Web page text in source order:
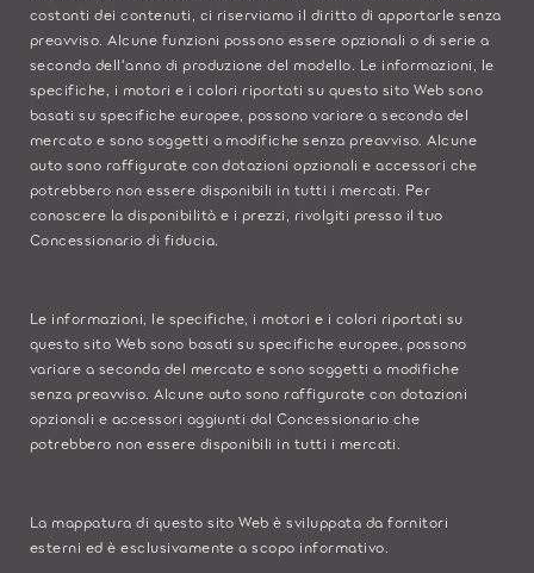
costanti dei contenuti, ci riserviamo il diritto di apportarle senza
preavviso. Alcune funzioni possono essere opzionali o di serie a
seconda dell'anno di produzione del modello. Le informazioni, le
specifiche, i motori e i colori riportati su questo sito Web sono
basati su specifiche europee, possono variare a seconda del
mercato e sono soggetti a modifiche senza preavviso. Alcune
auto sono raffigurate con dotazioni opzionali e accessori che
potrebbero non essere disponibili in tutti i mercati. Per
conoscere la disponibilità e i prezzi, rivolgiti presso il tuo
Concessionario di fiducia.
Le informazioni, le specifiche, i motori e i colori riportati su
questo sito Web sono basati su specifiche europee, possono
variare a seconda del mercato e sono soggetti a modifiche
senza preavviso. Alcune auto sono raffigurate con dotazioni
opzionali e accessori aggiunti dal Concessionario che
potrebbero non essere disponibili in tutti i mercati.
La mappatura di questo sito Web è sviluppata da fornitori
esterni ed è esclusivamente a scopo informativo.